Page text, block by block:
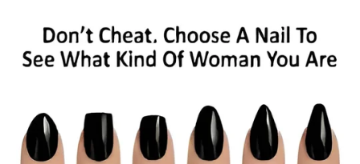
Ceyhun Bayramov: Zelenski Ukraynaya
göstərdiyi humanitar yardımla bağlı
0